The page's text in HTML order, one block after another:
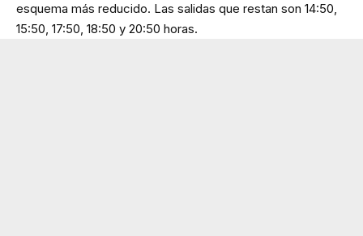
esquema más reducido. Las salidas que restan son 14:50,
15:50, 17:50, 18:50 y 20:50 horas.